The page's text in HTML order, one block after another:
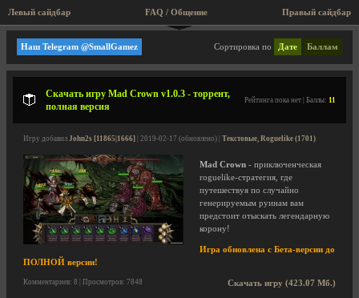
Левый сайдбар FAQ / Общение
Текстовые, Roguelike
Сортировка по Дате Баллам
Наш Telegram @SmallGamez
Скачать игру Mad Crown v1.0.3 - торрент,
полная версия
Рейтинга пока нет | Баллы: 11
Игру добавил John2s [11865|1666] | 2019-02-17 (обновлено) | Текстовые, Roguelike (1701)
Mad Crown - приключенческая
roguelike-стратегия, где
путешествуя по случайно
генерируемым руинам вам
предстоит отыскать легендарную
корону!
Игра обновлена с Бета-версии до
ПОЛНОЙ версии!
Скачать игру (423.07 Мб.)
Комментариев: 8 | Просмотров: 7848